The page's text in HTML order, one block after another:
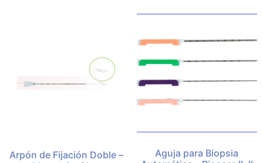
Arpón de Fijación Doble –
Aguja para Biopsia